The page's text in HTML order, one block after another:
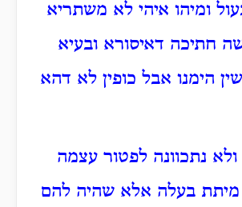
ומיהו איהי לא משתריא
חתיכה דאיסורא ובעיא
הימנו אבל כופין לא דהא
נתכוונה לפטור עצמה
מיתת בעלה אלא שהיה להם